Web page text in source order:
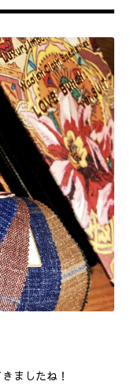
ましたね！